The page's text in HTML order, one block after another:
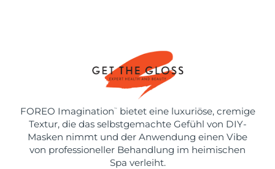
FOREO Imagination ™
bietet eine luxuriöse, cremige
Textur, die das selbstgemachte Gefühl von DIY-
Masken nimmt und der Anwendung einen Vibe
von professioneller Behandlung im heimischen
Spa verleiht.